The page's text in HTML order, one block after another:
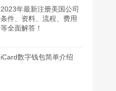
2023年最新注册美国公司
条件、资料、流程、费用
等全面解答！
iCard数字钱包简单介绍